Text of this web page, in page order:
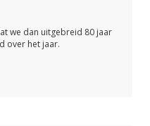
we dan uitgebreid 80 jaar
over het jaar.